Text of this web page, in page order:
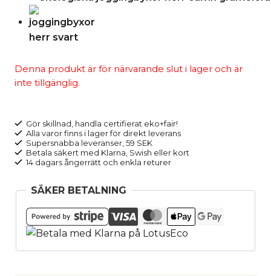
Denna produkt är för närvarande slut i lager och är
inte tillgänglig.
Gör skillnad, handla certifierat eko+fair!
Alla varor finns i lager för direkt leverans
Supersnabba leveranser, 59 SEK
Betala säkert med Klarna, Swish eller kort
14 dagars ångerrätt och enkla returer
SÄKER BETALNING